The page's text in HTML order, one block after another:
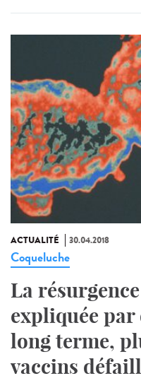
ACTUALITÉ 30.04.2018
Coqueluche
La
expliquée par
long terme,
vaccins